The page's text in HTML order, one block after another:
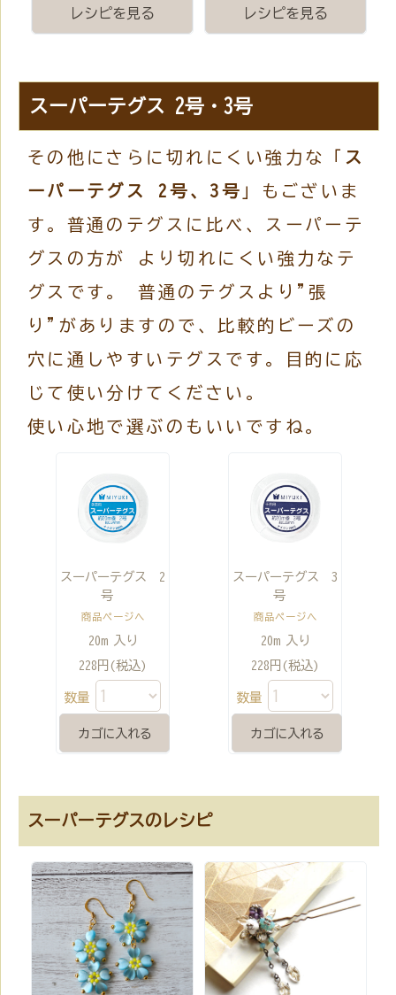
レシピを見る レシピを見る
スーパーテグス 2号・3号
その他にさらに切れにくい強力な「
ス
ーパーテグス 2号、3号 」もございま
す。普通のテグスに比べ、スーパーテ
グスの方が より切れにくい強力なテ
グスです。 普通のテグスより"張
り"がありますので、比較的ビーズの
穴に通しやすいテグスです。目的に応
じて使い分けてください。
使い心地で選ぶのもいいですね。
スーパーテグス 2
号
商品ページへ
20m 入り
228円(税込)
数量
スーパーテグス 3
号
商品ページへ
20m 入り
228円(税込)
数量
スーパーテグスのレシピ